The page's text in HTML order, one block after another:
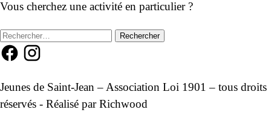
Vous cherchez une activité en particulier ?
Rechercher :
Jeunes de Saint-Jean – Association Loi 1901 – tous droits
réservés - Réalisé parRichwood